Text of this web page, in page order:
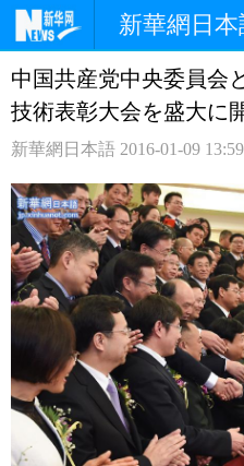
新華網日本
ホームページ
観光
中日対訳
中国共産党中央委員会
技術表彰大会を盛大に
新華網日本語 2016-01-09